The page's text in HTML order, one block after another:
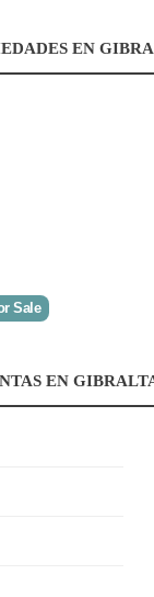
EN
Sale
EN